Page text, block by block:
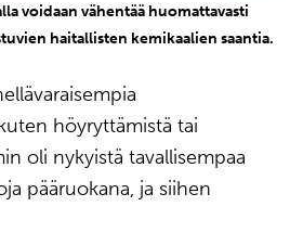
voidaan vähentää huomattavasti
haitallisten kemikaalien saantia.
höyryttämistä tai
oli nykyistä tavallisempaa
pääruokana, ja siihen